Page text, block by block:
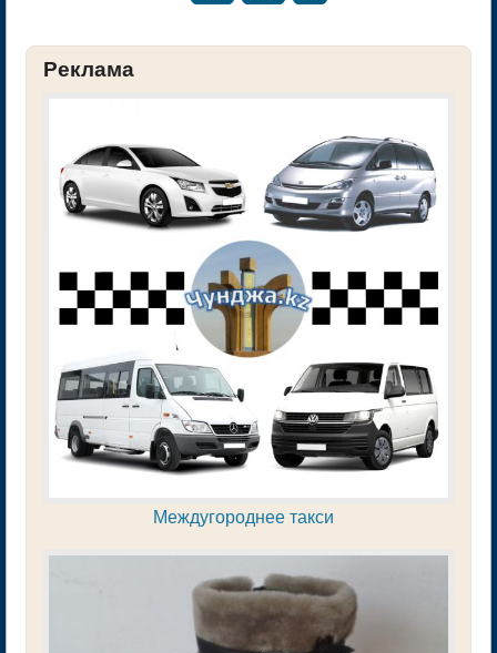
Реклама
Междугороднее такси